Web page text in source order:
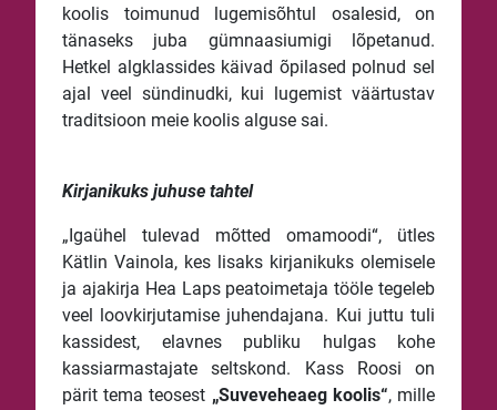
koolis toimunud lugemisõhtul osalesid, on
tänaseks juba gümnaasiumigi lõpetanud.
Hetkel algklassides käivad õpilased polnud sel
ajal veel sündinudki, kui lugemist väärtustav
traditsioon meie koolis alguse sai.
Kirjanikuks juhuse tahtel
„Igaühel tulevad mõtted omamoodi“, ütles
Kätlin Vainola, kes lisaks kirjanikuks olemisele
ja ajakirja Hea Laps peatoimetaja tööle tegeleb
veel loovkirjutamise juhendajana. Kui juttu tuli
kassidest, elavnes publiku hulgas kohe
kassiarmastajate seltskond. Kass Roosi on
pärit tema teosest „Suveveheaeg koolis“, mille